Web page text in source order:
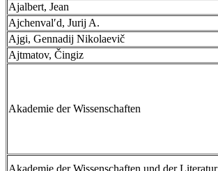
Ajalbert, Jean
Ajchenvalʹd, Jurij A.
Ajgi, Gennadij Nikolaevič
Ajtmatov, Čingiz
Akademie der Wissenschaften
Akademie der Wissenschaften und der